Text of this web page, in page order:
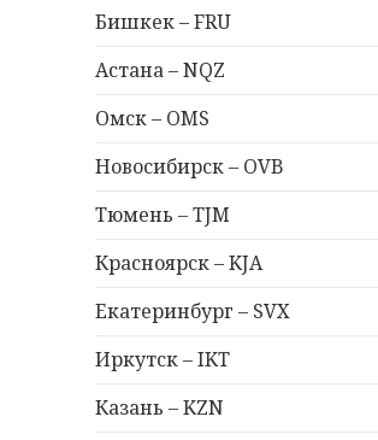
Бишкек – FRU
Астана – NQZ
Омск – OMS
Новосибирск – OVB
Тюмень – TJM
Красноярск – KJA
Екатеринбург – SVX
Иркутск – IKT
Казань – KZN